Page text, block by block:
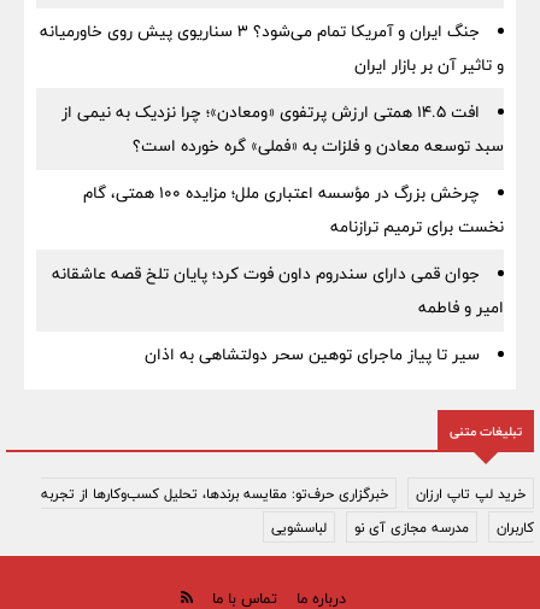
جنگ ایران و آمریکا تمام می‌شود؟ ۳ سناریوی پیش روی خاورمیانه
و تاثیر آن بر بازار ایران
افت ۱۴.۵ همتی ارزش پرتفوی «ومعادن»؛ چرا نزدیک به نیمی از
سبد توسعه معادن و فلزات به «فملی» گره خورده است؟
چرخش بزرگ در مؤسسه اعتباری ملل؛ مزایده ۱۰۰ همتی، گام
نخست برای ترمیم ترازنامه
جوان قمی دارای سندروم داون فوت کرد؛ پایان تلخ قصه عاشقانه
امیر و فاطمه
سیر تا پیاز ماجرای توهین سحر دولتشاهی به اذان
تبلیغات متنی
خرید لپ تاپ ارزان
خبرگزاری حرف‌تو: مقایسه برندها، تحلیل کسب‌وکارها از تجربه
کاربران
مدرسه مجازی آی نو لباسشویی
درباره ما تماس با ما